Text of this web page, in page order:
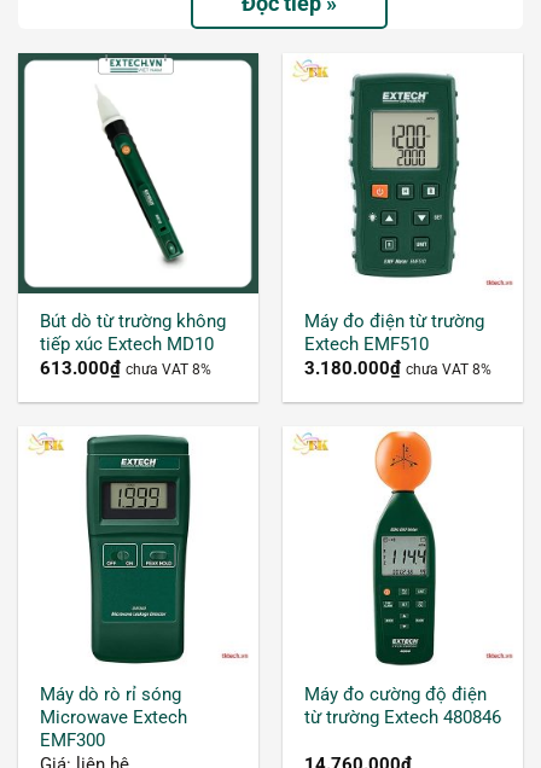
Điện từ trường là gì?
Cường độ điện từ trường ảnh hưởng đến sức khỏe
Điện từ trường xuất hiện cả trong tự nhiên lẫn từ
các nguồn do con người tạo ra, ví dụ như các
điện tích từ giông bão hoặc từ trường Trái đất, X-
Rays, ăng-ten TV, hệ thống dây điện và thiết bị
điện…
Điện từ trường có tần số và bước sóng khác
Bút dò từ trường không
tiếp xúc Extech MD10
613.000₫ chưa VAT 8%
Máy đo điện từ trường
Extech EMF510
3.180.000₫ chưa VAT 8%
Máy dò rò rỉ sóng
Microwave Extech
EMF300
Máy đo cường độ điện
từ trường Extech 480846